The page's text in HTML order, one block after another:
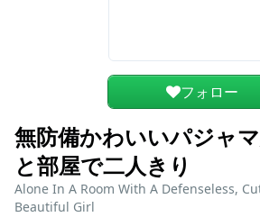
フォロー
無防備かわいいパジャ
と部屋で二人きり
Alone In A Room With A Defenseless,
Beautiful Girl